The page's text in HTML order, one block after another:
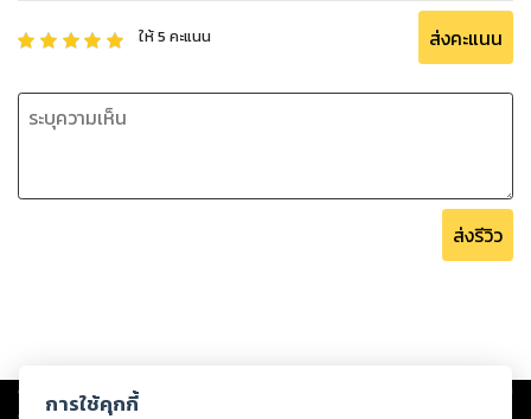
ให้5 คะแนน ส่งคะแนน
ส่งรีวิว
Copyright © 2026
การใช้คุกกี้